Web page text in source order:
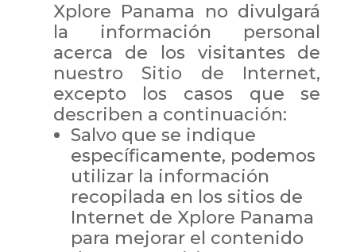
Xplore Panama no divulgará
la información personal
acerca de los visitantes de
nuestro Sitio de Internet,
excepto los casos que se
describen a continuación:
Salvo que se indique
específicamente, podemos
utilizar la información
recopilada en los sitios de
Internet de Xplore Panama
para mejorar el contenido